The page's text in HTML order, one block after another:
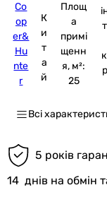
Co
op
er&
Hu
nte
r
К
и
т
а
й
Площ
а
примі
щенн
я, м²:
25
Всі
5 років
14 днів на обмін